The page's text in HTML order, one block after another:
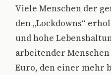
Viele Menschen der
den „Lockdowns“
und hohe
arbeitender
Euro, den einer mehr